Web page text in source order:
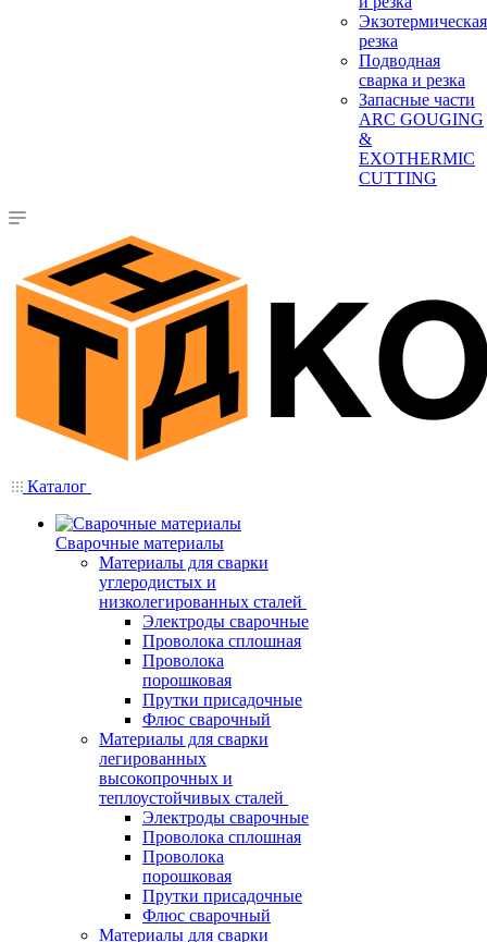
Экзотермическая
резка
Подводная
сварка и резка
Запасные части
ARC GOUGING
&
EXOTHERMIC
CUTTING
Каталог
Сварочные материалы
Материалы для сварки
углеродистых и
низколегированных сталей
Электроды сварочные
Проволока сплошная
Проволока
порошковая
Прутки присадочные
Флюс сварочный
Материалы для сварки
легированных
высокопрочных и
теплоустойчивых сталей
Электроды сварочные
Проволока сплошная
Проволока
порошковая
Прутки присадочные
Флюс сварочный
Материалы для сварки